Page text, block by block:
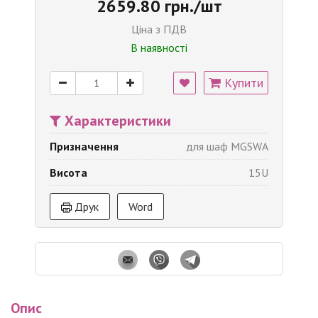
2659.80 грн./шт
Ціна з ПДВ
В наявності
Купити
Характеристики
Призначення
для шаф MGSWA
Висота
15U
Друк Word
Опис